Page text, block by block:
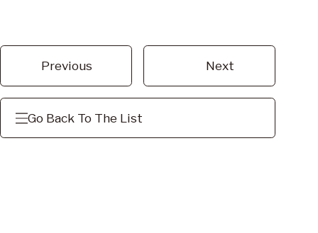
Previous Next
Go Back To The List